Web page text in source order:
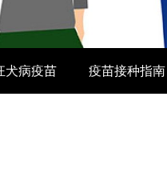
犬病疫苗 疫苗接种指南